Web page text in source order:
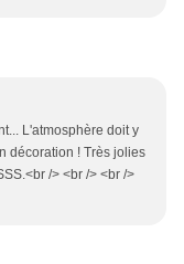
L'atmosphère doit y
décoration ! Très jolies
/> <br /> <br />